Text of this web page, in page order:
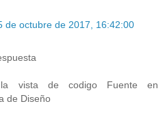
de octubre de 2017, 16:42:00
vista de codigo Fuente en
de Diseño